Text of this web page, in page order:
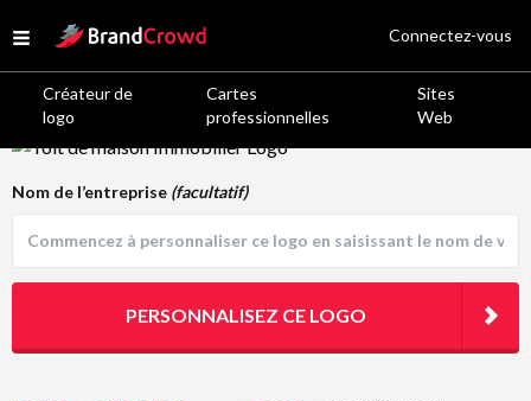
Open menu
Site Logo
Créateur de
logo
Cartes
professionnelles
Sites
Web
Connectez-vous
Logo Template Preview
Nom de l’entreprise (facultatif)
PERSONNALISEZ CE LOGO